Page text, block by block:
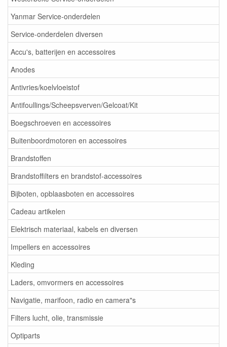
Yanmar Service-onderdelen
Service-onderdelen diversen
Accu's, batterijen en accessoires
Anodes
Antivries/koelvloeistof
Antifoullings/Scheepsverven/Gelcoat/Kit
Boegschroeven en accessoires
Buitenboordmotoren en accessoires
Brandstoffen
Brandstoffilters en brandstof-accessoires
Bijboten, opblaasboten en accessoires
Cadeau artikelen
Elektrisch materiaal, kabels en diversen
Impellers en accessoires
Kleding
Laders, omvormers en accessoires
Navigatie, marifoon, radio en camera"s
Filters lucht, olie, transmissie
Optiparts